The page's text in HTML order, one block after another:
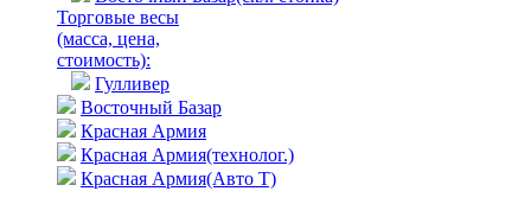
Торговые весы
(масса, цена,
стоимость):
Гулливер
Восточный Базар
Красная Армия
Красная Армия(технолог.)
Красная Армия(Авто Т)